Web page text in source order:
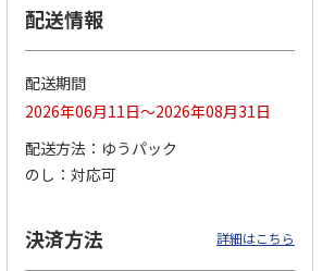
【グリーティング切
円…
4.8（11）
4.6（7）
配送情報
配送期間
2026年06月11日～2026年08月31日
配送方法
ゆうパック
のし
対応可
決済方法 詳細はこちら